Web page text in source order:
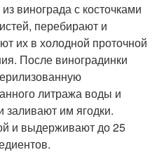
винограда с косточками
перебирают и
их в холодной проточной
После виноградинки
литража воды и
заливают им ягодки.
и выдерживают до 25